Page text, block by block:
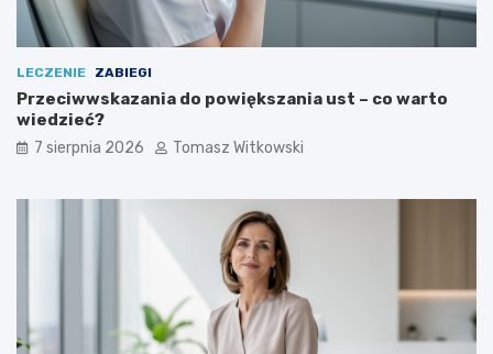
LECZENIE ZABIEGI
Przeciwwskazania do powiększania ust – co warto
wiedzieć?
7 sierpnia 2026 Tomasz Witkowski